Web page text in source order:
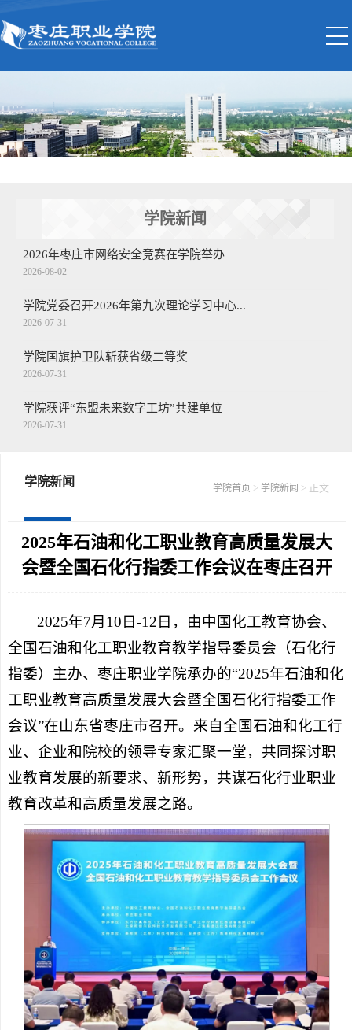
学院新闻
2026年枣庄市网络安全竞赛在学院举办
2026-08-02
学院党委召开2026年第九次理论学习中心...
2026-07-31
学院国旗护卫队斩获省级二等奖
2026-07-31
学院获评“东盟未来数字工坊”共建单位
2026-07-31
2026-07-30
学院首页 > 学院新闻 > 正文
学院新闻
2025年石油和化工职业教育高质量发展大
会暨全国石化行指委工作会议在枣庄召开
2025年7月10日-12日，由中国化工教育协会、
全国石油和化工职业教育教学指导委员会（石化行
指委）主办、枣庄职业学院承办的“2025年石油和化
工职业教育高质量发展大会暨全国石化行指委工作
会议”在山东省枣庄市召开。来自全国石油和化工行
业、企业和院校的领导专家汇聚一堂，共同探讨职
业教育发展的新要求、新形势，共谋石化行业职业
教育改革和高质量发展之路。